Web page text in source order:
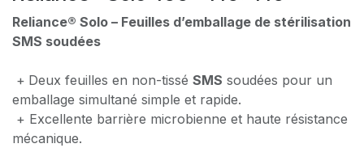
Reliance® Solo – Feuilles d’emballage de stérilisation
SMS soudées
+ Deux feuilles en non-tissé SMS soudées pour un
emballage simultané simple et rapide.
+ Excellente barrière microbienne et haute résistance
mécanique.